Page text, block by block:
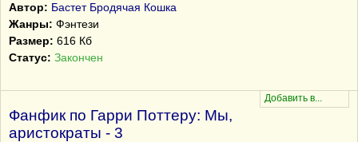
Автор: Бастет Бродячая Кошка
Жанры: Фэнтези
Размер: 616 Кб
Статус: Закончен
Фанфик по Гарри Поттеру: Мы,
аристократы - 3